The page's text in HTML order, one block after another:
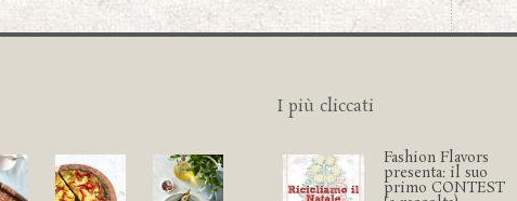
I più cliccati
Fashion Flavors
presenta: il suo
primo CONTEST